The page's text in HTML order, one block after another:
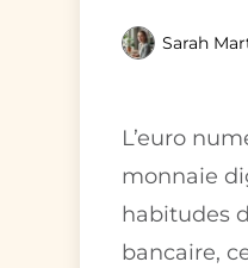
Sarah
L’euro
monnaie
habitudes
bancaire,